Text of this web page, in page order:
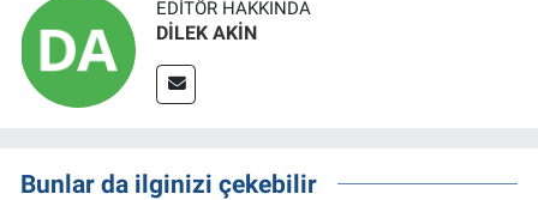
EDITÖR HAKKINDA
DİLEK AKİN
Bunlar da ilginizi çekebilir